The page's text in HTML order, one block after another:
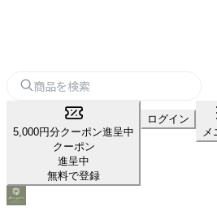
5,000円分クーポン進呈中
クーポン
進呈中
無料で登録
ログイン
メ